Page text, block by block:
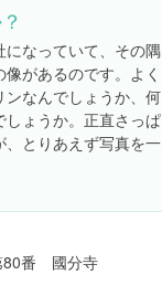
になっていて、その隅
があるのです。よく
ンなんでしょうか、何
しょうか。正直さっぱ
、とりあえず写真を一